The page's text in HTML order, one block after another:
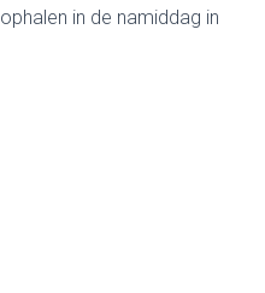
in de namiddag in